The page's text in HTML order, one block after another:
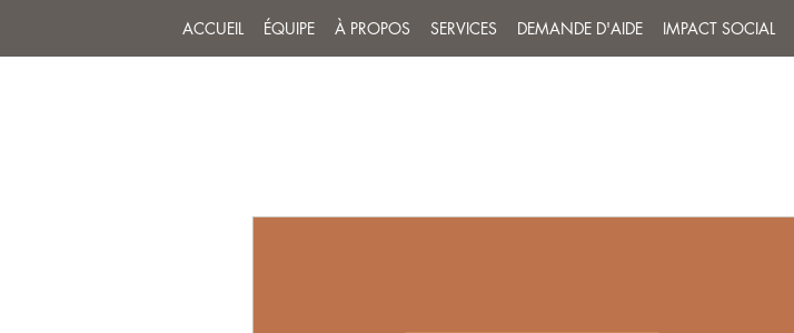
ACCUEIL ÉQUIPE À PROPOS SERVICES DEMANDE D'AIDE IMPACT SOCIAL